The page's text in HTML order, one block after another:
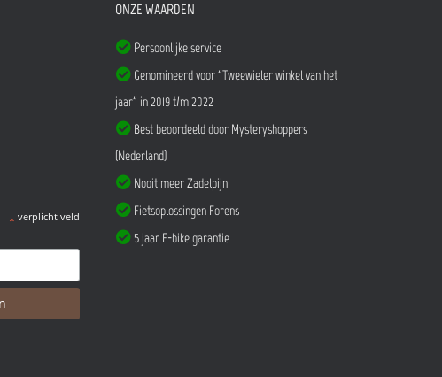
* verplicht veld
ONZE WAARDEN
Persoonlijke service
Genomineerd voor "Tweewieler winkel van het
jaar" in 2019 t/m 2022
Best beoordeeld door Mysteryshoppers
(Nederland)
Nooit meer Zadelpijn
Fietsoplossingen Forens
5 jaar E-bike garantie